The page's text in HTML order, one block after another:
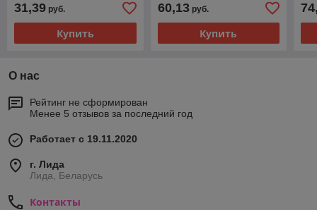
31,39 руб.
Купить
60,13руб.
Купить
О нас
Рейтинг не сформирован
Менее 5 отзывов за последний год
Работает с 19.11.2020
г. Лида
Лида, Беларусь
Контакты